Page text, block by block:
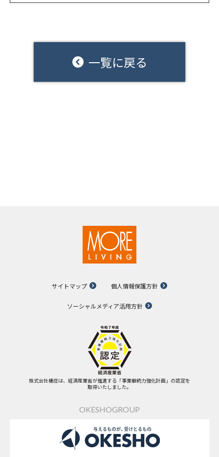
一覧に戻る
サイトマップ 個人情報保護方針
ソーシャルメディア活用方針
株式会社桶庄は、経済産業省が推進する「事業継続力強化計画」の認定を
取得いたしました。
OKESHOGROUP